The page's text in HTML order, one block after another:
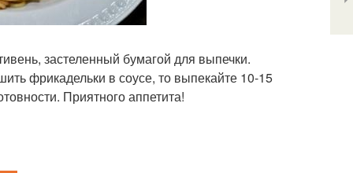
застеленный бумагой для выпечки.
фрикадельки в соусе, то выпекайте 10-15
Приятного аппетита!